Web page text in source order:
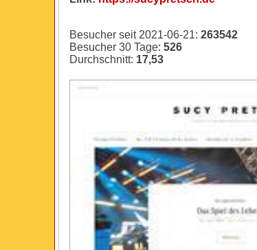
Besucher seit 2021-06-21: 263542
Besucher 30 Tage: 526
Durchschnitt: 17,53